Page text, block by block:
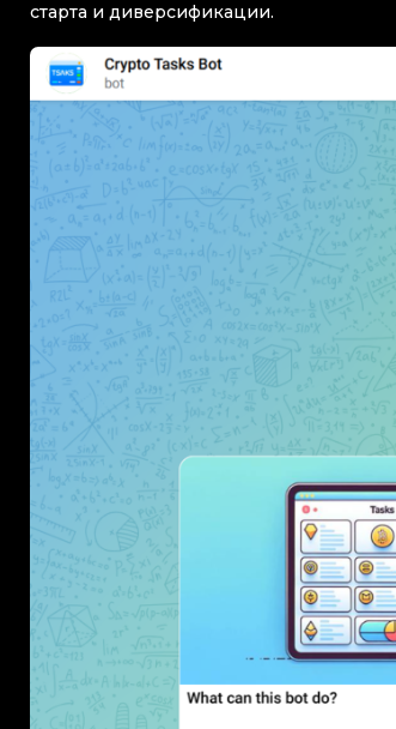
старта и диверсификации.